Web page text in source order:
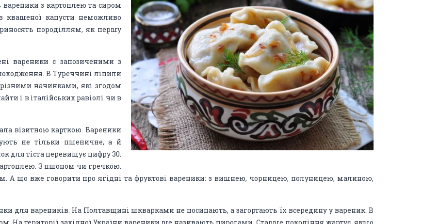
вареники з картоплею та сиром
квашеної капусти неможливо
породіллям, як першу
вареники є запозиченими з
В Туреччині ліпили
начинками, які згодом
і в італійських равіолі чи в
візитною карткою. Вареники
не тільки пшеничне, а й
для тіста перевищує цифру 30.
З пшоном чи гречкою.
А що вже говорити про ягідні та фруктові вареники: з вишнею, чорницею, полуницею, малиною,
для вареників. На Полтавщині шкварками не посипають, а загортають їх всередину у вареник. В